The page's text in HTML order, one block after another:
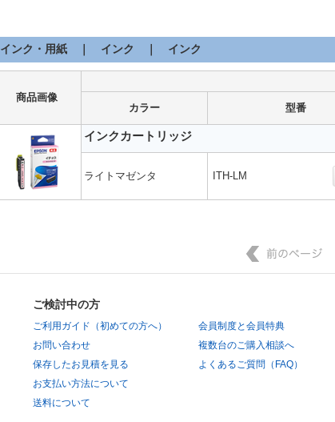
インク・用紙 ｜ インク ｜ インク
商品画像
カラー 型番
インクカートリッジ
ライトマゼンタ ITH-LM
ご検討中の方
ご利用ガイド（初めての方へ）
お問い合わせ
保存したお見積を見る
お支払い方法について
送料について
会員制度と会員特典
複数台のご購入相談へ
よくあるご質問（FAQ）